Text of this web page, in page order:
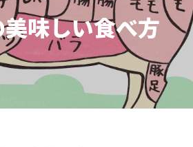
味しい食べ方